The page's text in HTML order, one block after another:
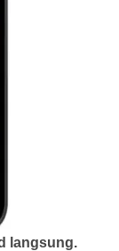
langsung.